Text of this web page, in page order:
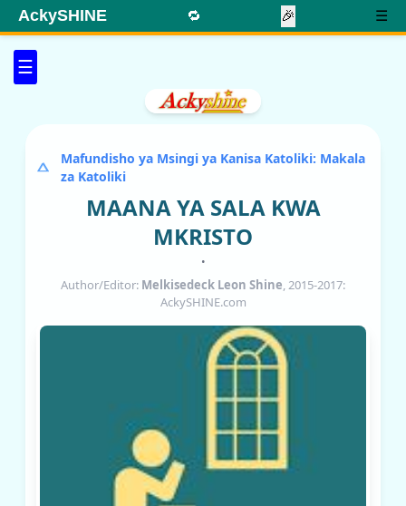
☰
AckySHINE 🔁 🎉 ☰
Mafundisho ya Msingi ya Kanisa Katoliki: Makala
za Katoliki
MAANA YA SALA KWA
MKRISTO
•
Author/Editor: Melkisedeck Leon Shine, 2015-2017:
AckySHINE.com